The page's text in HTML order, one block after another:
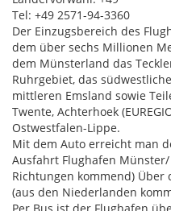
Tel: +49 2571-94-3360
Der Einzugsbereich des
dem über sechs Millionen
dem Münsterland das
Ruhrgebiet, das
mittleren Emsland sowie
Twente, Achterhoek
Ostwestfalen-Lippe.
Mit dem Auto erreicht man
Ausfahrt Flughafen
Richtungen kommend)
(aus den Niederlanden
Per Bus ist der Flughafen